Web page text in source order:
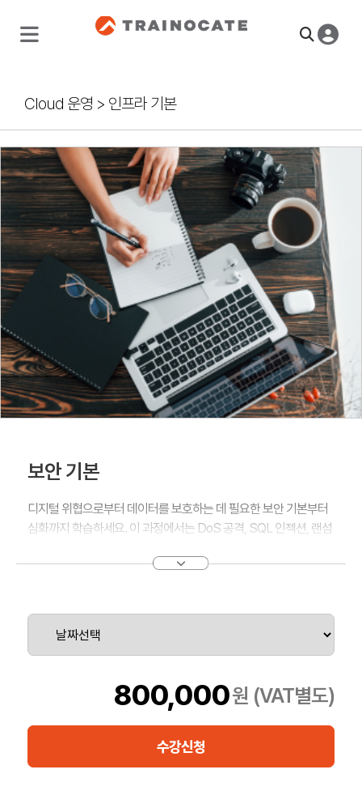
Cloud 운영 > 인프라 기본
보안 기본
디지털 위협으로부터 데이터를 보호하는 데 필요한 보안 기본부터
심화까지 학습하세요. 이 과정에서는 DoS 공격, SQL 인젝션, 랜섬
안티바이러스 소프트웨어부터 암호화 기술까지 보안 전문가로 발
는 능력을 키워보세요.
800,000원 (VAT별도)
수강신청